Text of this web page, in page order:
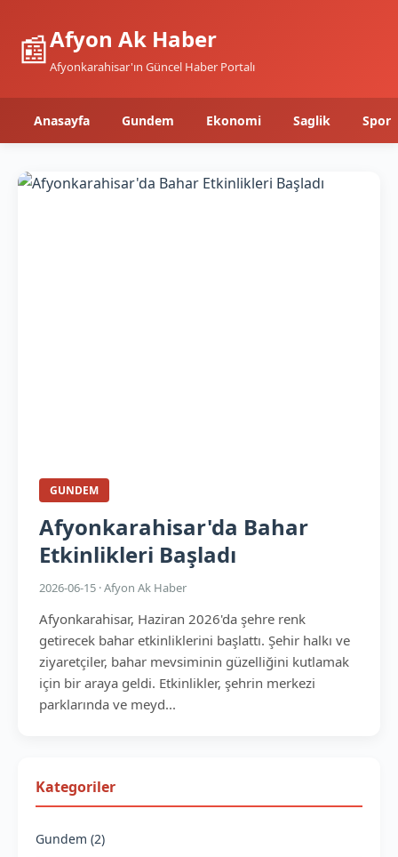
📰Afyon Ak Haber
Afyonkarahisar'ın Güncel Haber Portalı
Anasayfa Gundem Ekonomi Saglik Spor
GUNDEM
Afyonkarahisar'da Bahar
Etkinlikleri Başladı
2026-06-15 · Afyon Ak Haber
Afyonkarahisar, Haziran 2026'da şehre renk
getirecek bahar etkinliklerini başlattı. Şehir halkı ve
ziyaretçiler, bahar mevsiminin güzelliğini kutlamak
için bir araya geldi. Etkinlikler, şehrin merkezi
parklarında ve meyd...
Kategoriler
Gundem (2)